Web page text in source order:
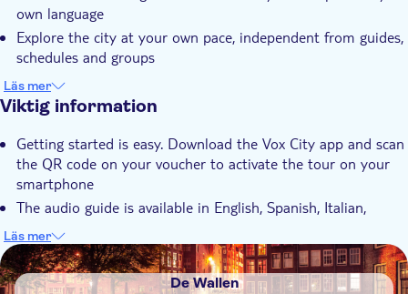
own language
Explore the city at your own pace, independent from guides,
schedules and groups
Learn everything about Amsterdam, its culture, history and
heritage
Läs mer
Viktig information
Getting started is easy. Download the Vox City app and scan
the QR code on your voucher to activate the tour on your
smartphone
The audio guide is available in English, Spanish, Italian,
The app will be valid anytime for 365 days after purchase
The app also operates offline, thus avoiding expensive
Läs mer
DSA1De Wallen
De Wallen